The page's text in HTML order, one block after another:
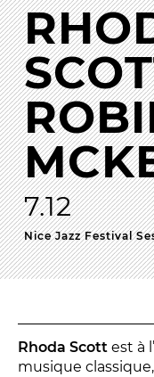
Muriel Mayette-
Le CDN
La Troupe et les
L’Équipe
Les Partenaires
LA
TOUTE LA
Les Spectacles
Les Tournées
7.12
Nice Jazz Festival
Rhoda Scott est à
musique